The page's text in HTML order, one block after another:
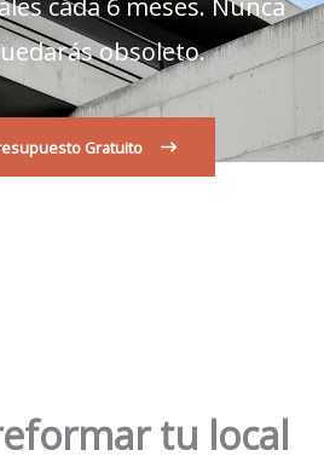
cada 6 meses. Nunca
obsoleto.
Gratuito
tu local